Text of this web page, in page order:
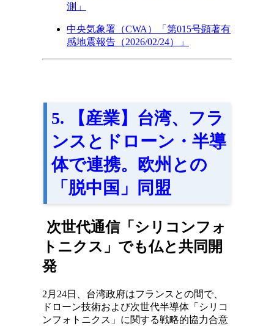
測」
中央気象署（CWA）「第015号顕著有
感地震報告（2026/02/24）」
5. 【産業】台湾、フラ
ンスとドローン・半導
体で連携。欧州との
「脱中国」同盟
次世代通信「シリコンフォ
トニクス」でも仏と共同開
発
2月24日、台湾政府はフランスとの間で、
ドローン技術および次世代半導体「シリコ
ンフォトニクス」に関する戦略的協力合意